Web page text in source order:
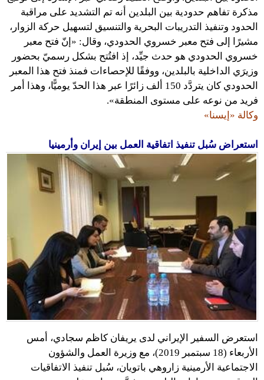
مذكرة تفاهم حدودية بين البلدين أنه تم التشديد على مراقبة
الحدود وتنفيذ التدريبات البحرية والتنسيق لتسهيل حركة الزوار،
مشيرًا إلى فتح معبر خسروي الحدودي، وقال: «إنّ فتح معبر
خسروي الحدودي هو حدث جيِّد، إذ افتُتح بشكل رسميّ بحضور
وزيرَي الداخلية بالبلدين، ووفقًا للإحصاءات فمنذ فتح هذا المعبر
الحدودي كان يتردَّد 150 ألف زائرًا عبر هذا الحدّ يوميًّا، وهذا أمر
فريد من نوعه على مستوى المنطقة».
وكالة «إيسنا»
استعراض سُبل تنفيذ اتفاقية العمل بين إيران وأرمينيا
استعرض السفير الإيراني لدى يريفان كاظم سجادي، أمس
الأربعاء (18 سبتمبر 2019)، مع وزيرة العمل والشؤون
الاجتماعية الأرمينية زاروهي باتويان، سُبل تنفيذ الاتفاقيات